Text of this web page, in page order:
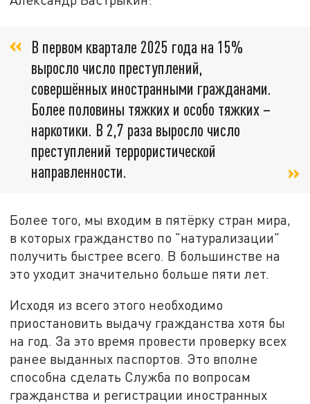
В первом квартале 2025 года на 15%
выросло число преступлений,
совершённых иностранными гражданами.
Более половины тяжких и особо тяжких –
наркотики. В 2,7 раза выросло число
преступлений террористической
направленности.
Более того, мы входим в пятёрку стран мира,
в которых гражданство по "натурализации"
получить быстрее всего. В большинстве на
это уходит значительно больше пяти лет.
Исходя из всего этого необходимо
приостановить выдачу гражданства хотя бы
на год. За это время провести проверку всех
ранее выданных паспортов. Это вполне
способна сделать Служба по вопросам
гражданства и регистрации иностранных